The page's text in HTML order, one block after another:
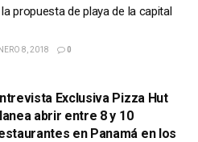
propuesta de playa de la capital
8, 2018 0
Exclusiva Pizza Hut
abrir entre 8 y 10
en Panamá en los